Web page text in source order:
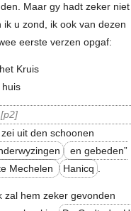
Maar gy hadt zeker niet
u zond, ik ook van dezen
eerste verzen opgaf:
Kruis
p2
uit den schoonen
en gebeden”
Mechelen Hanicq .
zal hem zeker gevonden